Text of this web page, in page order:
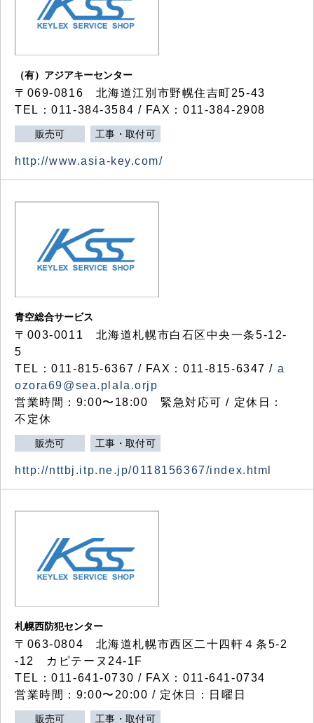
（有）アジアキーセンター
〒069-0816 北海道江別市野幌住吉町25-43
TEL：011-384-3584 / FAX：011-384-2908
販売可 工事・取付可
http://www.asia-key.com/
青空総合サービス
〒003-0011 北海道札幌市白石区中央一条5-12-
5
TEL：011-815-6367 / FAX：011-815-6347 / a
ozora69@sea.plala.orjp
営業時間：9:00〜18:00 緊急対応可 / 定休日：
不定休
販売可 工事・取付可
http://nttbj.itp.ne.jp/0118156367/index.html
札幌西防犯センター
〒063-0804 北海道札幌市西区二十四軒４条5-2
-12 カピテーヌ24-1F
TEL：011-641-0730 / FAX：011-641-0734
営業時間：9:00〜20:00 / 定休日：日曜日
販売可 工事・取付可